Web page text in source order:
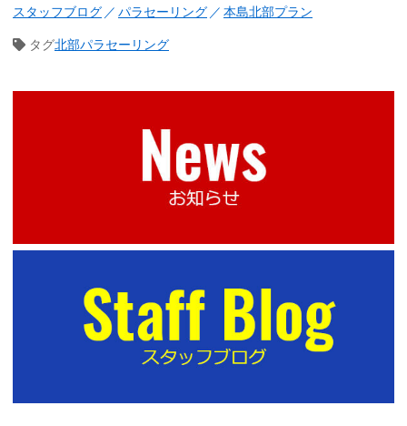
スタッフブログ
パラセーリング 本島北部プラン
タグ北部パラセーリング